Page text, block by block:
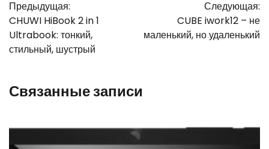
по
записям
Предыдущая:
CHUWI HiBook 2 in 1
Ultrabook: тонкий,
стильный, шустрый
Следующая:
CUBE iwork12 – не
маленький, но удаленький
Связанные записи